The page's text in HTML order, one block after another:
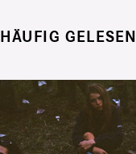
HÄUFIG GELESEN